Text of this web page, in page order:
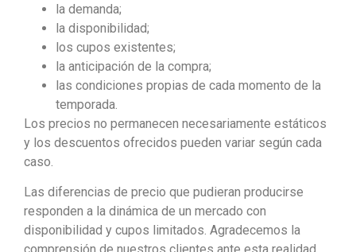
la demanda;
la disponibilidad;
los cupos existentes;
la anticipación de la compra;
las condiciones propias de cada momento de la
temporada.
Los precios no permanecen necesariamente estáticos
y los descuentos ofrecidos pueden variar según cada
caso.
Las diferencias de precio que pudieran producirse
responden a la dinámica de un mercado con
disponibilidad y cupos limitados. Agradecemos la